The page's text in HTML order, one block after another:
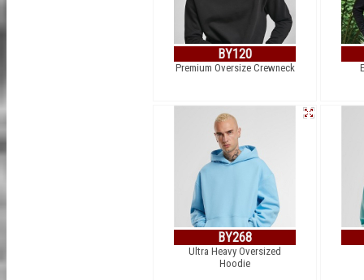
BY120
Premium Oversize Crewneck
BY268
Ultra Heavy Oversized
Hoodie